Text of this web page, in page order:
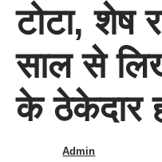
टोटा, शेष
साल से
के ठेकेदार
Admin